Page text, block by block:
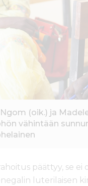
(oik.) ja
vähintään
päättyy, se
luterilaisen